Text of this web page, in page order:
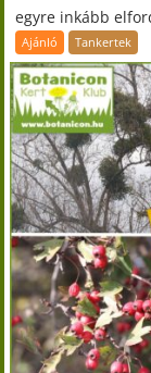
egyre inkább
Ajánló Tankertek